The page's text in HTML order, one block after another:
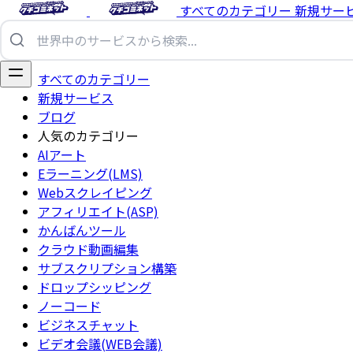
すべてのカテゴリー 新規サー
すべてのカテゴリー
新規サービス
ブログ
人気のカテゴリー
AIアート
Eラーニング(LMS)
Webスクレイピング
アフィリエイト(ASP)
かんばんツール
クラウド動画編集
サブスクリプション構築
ドロップシッピング
ノーコード
ビジネスチャット
ビデオ会議(WEB会議)